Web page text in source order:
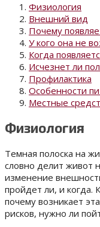
Физиология
Внешний вид
Почему
У кого она не
Когда
Исчезнет ли
Профилактика
Особенности
Местные
Физиология
Темная полоска на
словно делит живот
изменение
пройдет ли, и когда.
почему возникает
рисков, нужно ли